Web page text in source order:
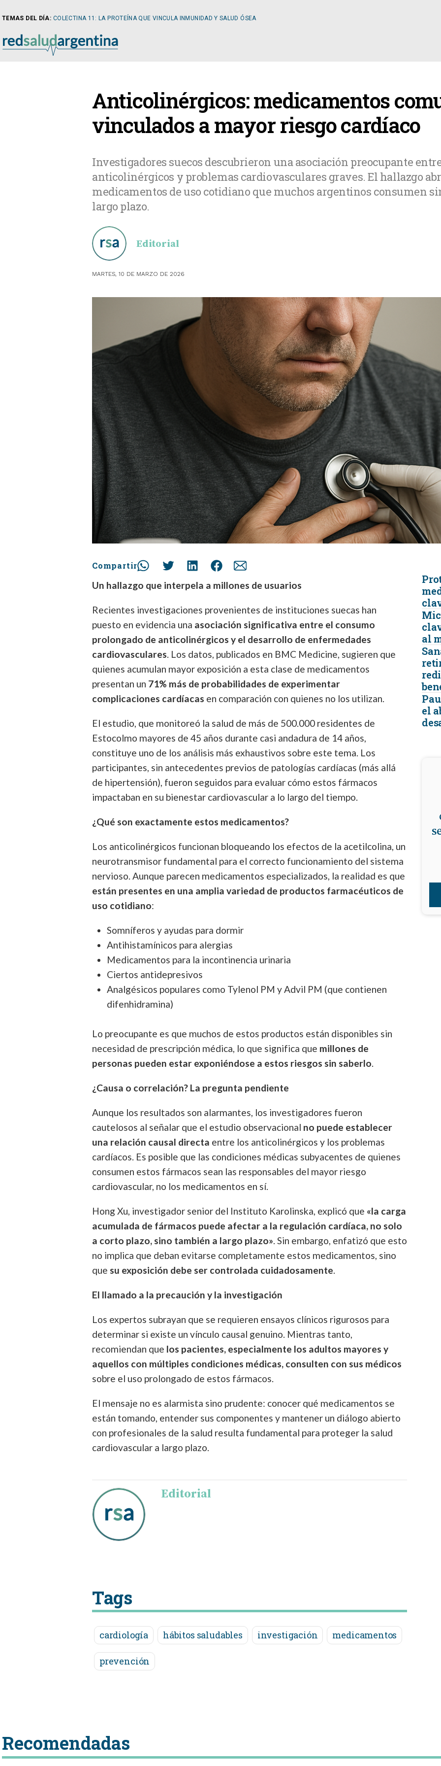
TEMAS DEL DÍA: COLECTINA 11: LA PROTEÍNA QUE VINCULA INMUNIDAD Y SALUD ÓSEA
CARDIOLOGÍA CIRUGÍA GENERAL
DIABETOLOGÍA
Anticolinérgicos: medicamentos
vinculados a mayor riesgo cardíaco
Investigadores suecos descubrieron una asociación preocupante
anticolinérgicos y problemas cardiovasculares graves. El hallazgo
medicamentos de uso cotidiano que muchos argentinos consumen
largo plazo.
Editorial
MARTES, 10 DE MARZO DE 2026
Compartir
Un hallazgo que interpela a millones de usuarios
Recientes investigaciones provenientes de instituciones suecas han
puesto en evidencia una asociación significativa entre el consumo
prolongado de anticolinérgicos y el desarrollo de enfermedades
cardiovasculares. Los datos, publicados en BMC Medicine, sugieren que
quienes acumulan mayor exposición a esta clase de medicamentos
presentan un 71% más de probabilidades de experimentar
complicaciones cardíacas en comparación con quienes no los utilizan.
El estudio, que monitoreó la salud de más de 500.000 residentes de
Estocolmo mayores de 45 años durante casi andadura de 14 años,
constituye uno de los análisis más exhaustivos sobre este tema. Los
participantes, sin antecedentes previos de patologías cardíacas (más allá
de hipertensión), fueron seguidos para evaluar cómo estos fármacos
impactaban en su bienestar cardiovascular a lo largo del tiempo.
¿Qué son exactamente estos medicamentos?
Los anticolinérgicos funcionan bloqueando los efectos de la acetilcolina, un
neurotransmisor fundamental para el correcto funcionamiento del sistema
nervioso. Aunque parecen medicamentos especializados, la realidad es que
están presentes en una amplia variedad de productos farmacéuticos de
uso cotidiano:
Somníferos y ayudas para dormir
Antihistamínicos para alergias
Medicamentos para la incontinencia urinaria
Ciertos antidepresivos
Analgésicos populares como Tylenol PM y Advil PM (que contienen
difenhidramina)
Lo preocupante es que muchos de estos productos están disponibles sin
necesidad de prescripción médica, lo que significa que millones de
personas pueden estar exponiéndose a estos riesgos sin saberlo.
¿Causa o correlación? La pregunta pendiente
Aunque los resultados son alarmantes, los investigadores fueron
cautelosos al señalar que el estudio observacional no puede establecer
una relación causal directa entre los anticolinérgicos y los problemas
cardíacos. Es posible que las condiciones médicas subyacentes de quienes
consumen estos fármacos sean las responsables del mayor riesgo
cardiovascular, no los medicamentos en sí.
Hong Xu, investigador senior del Instituto Karolinska, explicó que «la carga
acumulada de fármacos puede afectar a la regulación cardíaca, no solo
a corto plazo, sino también a largo plazo». Sin embargo, enfatizó que esto
no implica que deban evitarse completamente estos medicamentos, sino
que su exposición debe ser controlada cuidadosamente.
El llamado a la precaución y la investigación
Los expertos subrayan que se requieren ensayos clínicos rigurosos para
determinar si existe un vínculo causal genuino. Mientras tanto,
recomiendan que los pacientes, especialmente los adultos mayores y
aquellos con múltiples condiciones médicas, consulten con sus médicos
sobre el uso prolongado de estos fármacos.
El mensaje no es alarmista sino prudente: conocer qué medicamentos se
están tomando, entender sus componentes y mantener un diálogo abierto
con profesionales de la salud resulta fundamental para proteger la salud
cardiovascular a largo plazo.
Editorial
Tags
cardiología hábitos saludables investigación medicamentos
prevención
al
el
Recomendadas